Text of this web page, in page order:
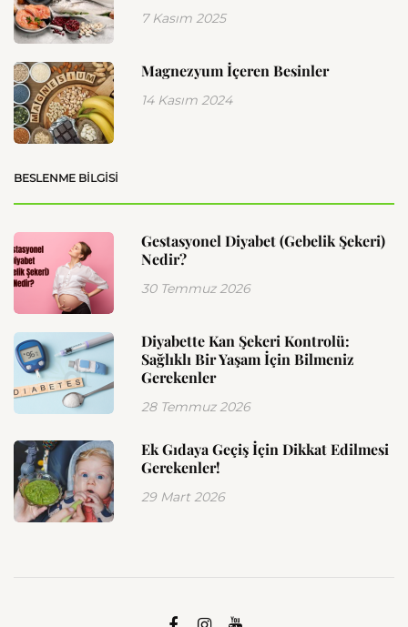
7 Kasım 2025
Magnezyum İçeren Besinler
14 Kasım 2024
BESLENME BILGISI
Gestasyonel Diyabet (Gebelik Şekeri)
Nedir?
30 Temmuz 2026
Diyabette Kan Şekeri Kontrolü:
Sağlıklı Bir Yaşam İçin Bilmeniz
Gerekenler
28 Temmuz 2026
Ek Gıdaya Geçiş İçin Dikkat Edilmesi
Gerekenler!
29 Mart 2026